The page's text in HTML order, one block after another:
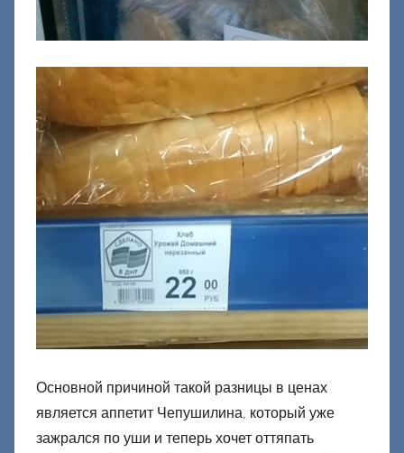
Основной причиной такой разницы в ценах
является аппетит Чепушилина, который уже
зажрался по уши и теперь хочет оттяпать